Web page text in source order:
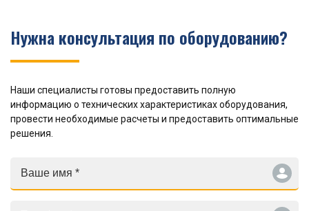
Нужна консультация по оборудованию?
Наши специалисты готовы предоставить полную
информацию о технических характеристиках оборудования,
провести необходимые расчеты и предоставить оптимальные
решения.